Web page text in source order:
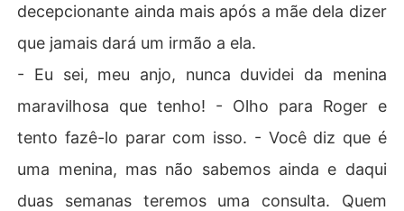
decepcionante ainda mais após a mãe dela dizer
que jamais dará um irmão a ela.
- Eu sei, meu anjo, nunca duvidei da menina
maravilhosa que tenho! - Olho para Roger e
tento fazê-lo parar com isso. - Você diz que é
uma menina, mas não sabemos ainda e daqui
duas semanas teremos uma consulta. Quem